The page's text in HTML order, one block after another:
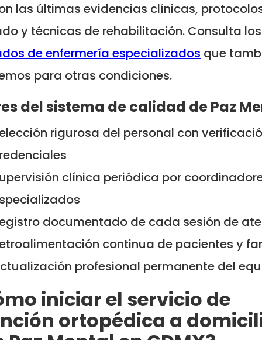
las últimas evidencias clínicas,
y técnicas de rehabilitación. Consulta los
de enfermería especializados que
para otras condiciones.
del sistema de calidad de Paz
rigurosa del personal con
clínica periódica por
documentado de cada sesión de
continua de pacientes y
profesional permanente del
iniciar el servicio de
ortopédica a